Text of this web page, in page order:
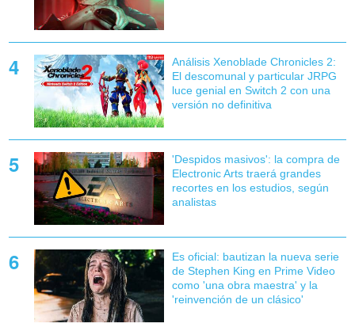
Análisis Xenoblade Chronicles 2:
El descomunal y particular JRPG
luce genial en Switch 2 con una
versión no definitiva
'Despidos masivos': la compra de
Electronic Arts traerá grandes
recortes en los estudios, según
analistas
Es oficial: bautizan la nueva serie
de Stephen King en Prime Video
como 'una obra maestra' y la
'reinvención de un clásico'